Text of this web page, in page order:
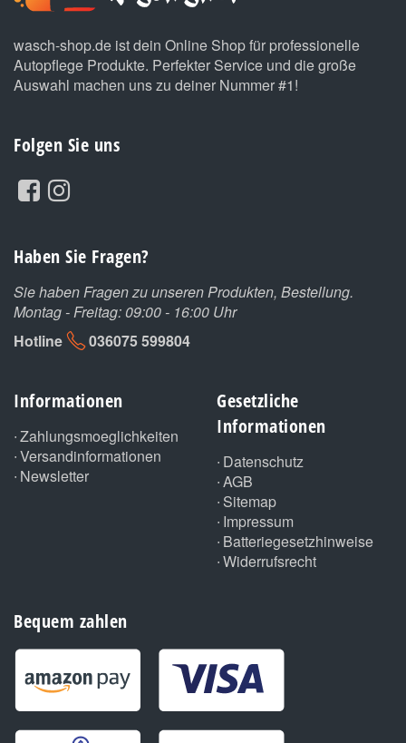
wasch-shop.de ist dein Online Shop für professionelle
Autopflege Produkte. Perfekter Service und die große
Auswahl machen uns zu deiner Nummer #1!
Folgen Sie uns
Haben Sie Fragen?
Sie haben Fragen zu unseren Produkten, Bestellung.
Montag - Freitag: 09:00 - 16:00 Uhr
Hotline
036075 599804
Informationen
Zahlungsmoeglichkeiten
Versandinformationen
Newsletter
Gesetzliche
Informationen
Datenschutz
AGB
Sitemap
Impressum
Batteriegesetzhinweise
Widerrufsrecht
Bequem zahlen